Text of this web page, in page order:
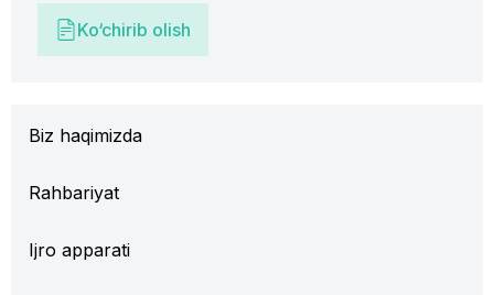
Ko‘chirib olish
Biz haqimizda
Rahbariyat
Ijro apparati